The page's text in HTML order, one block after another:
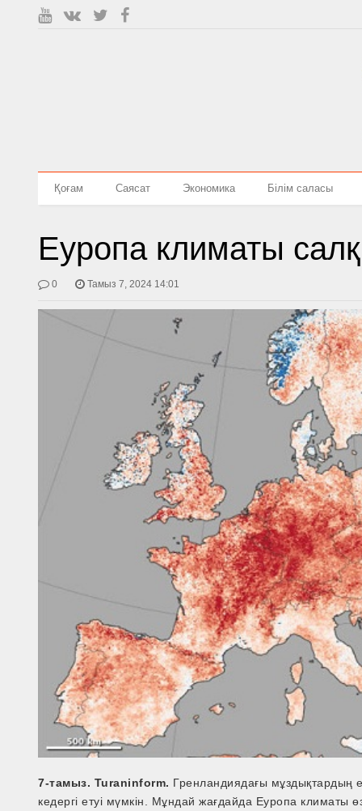
Қоғам Саясат Экономика Білім саласы
Еуропа климаты
0 Тамыз 7, 2024 14:01
7-тамыз. Turaninform. Гренландиядағы мұздықтардың
кедергі етуі мүмкін. Мұндай жағдайда Еуропа